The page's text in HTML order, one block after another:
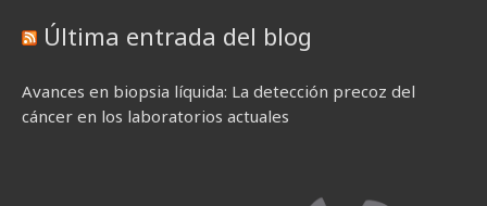
Última entrada del blog
Avances en biopsia líquida: La detección precoz del
cáncer en los laboratorios actuales